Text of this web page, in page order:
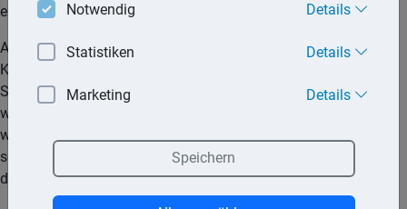
ein unternehmerisches Risiko bestehen.
Als freiberuflich Tätige gelten Angehörige der sogenannten
Katalogberufe (z.B. Architekten, Ärzte, Rechtsanwälte,
Steuerberater, Wirtschaftsprüfer und Schriftsteller). Auch
weitere Berufsgruppen, die § 18 EStG im Einzelnen nennt,
werden als Freiberufler anerkannt. Die im Rahmen einer
selbstständigen Tätigkeit erzielten Einkünfte unterliegen nicht
der Gewerbesteuer.
Notwendig Details
Statistiken Details
Marketing Details
Speichern